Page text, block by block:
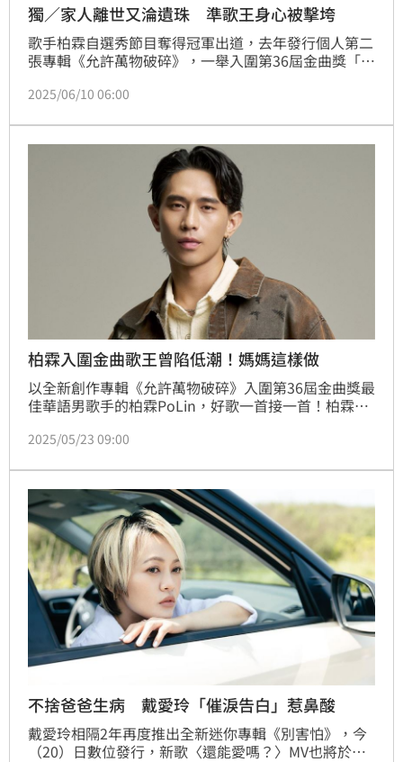
獨／家人離世又淪遺珠 準歌王身心被擊垮
歌手柏霖自選秀節目奪得冠軍出道，去年發行個人第二
張專輯《允許萬物破碎》，一舉入圍第36屆金曲獎「最
作心路歷程，柏霖坦言經歷家人離世、角逐金曲獎失利
有對於人生上的迷惘」。
2025/06/10 06:00
柏霖入圍金曲歌王曾陷低潮！媽媽這樣做
以全新創作專輯《允許萬物破碎》入圍第36屆金曲獎最
佳華語男歌手的柏霖PoLin，好歌一首接一首！柏霖除
+演唱許多戲劇主題曲，因此5月連發3首單曲，從熱血
二波單曲〈破繭〉，以及今天發行、為醫療影集《院長
爸爸》量身打造的片尾曲〈癒合〉，都展現出柏霖令人
驚豔的創作力和演唱實力！柏霖表示，〈癒合〉是獻給
正在經歷
2025/05/23 09:00
不捨爸爸生病 戴愛玲「催淚告白」惹鼻酸
戴愛玲相隔2年再度推出全新迷你專輯《別害怕》，今
（20）日數位發行，新歌〈還能愛嗎？〉MV也將於今